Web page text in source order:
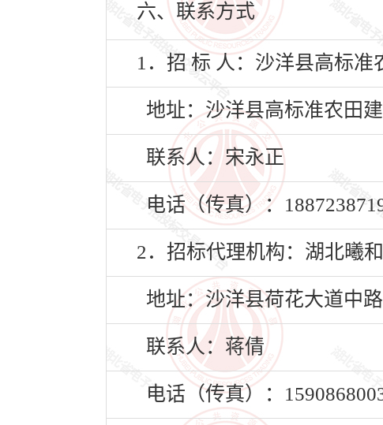
六、联系方式
1．招 标 人：沙洋县高标准
地址：沙洋县高标准农田
联系人：宋永正
电话（传真）：
2．招标代理机构：湖北曦
地址：沙洋县荷花大道中
联系人：蒋倩
电话（传真）：